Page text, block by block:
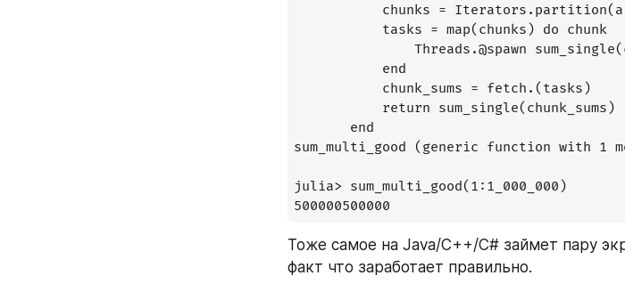
chunks =
           tasks = map(chunks) do chunk
Threads.@spawn
           end
           chunk_sums = fetch.(tasks)
           return sum_single(chunk_sums)
       end
sum_multi_good (generic function with 1
julia> sum_multi_good(1:1_000_000)
500000500000
Тоже самое на Java/C++/C# займет пару
факт что заработает правильно.